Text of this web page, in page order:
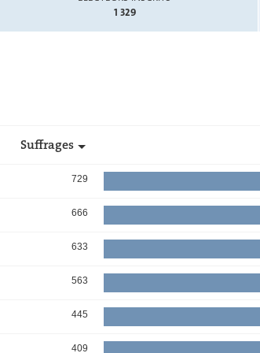
1 329
Suffrages
729
666
633
563
445
409